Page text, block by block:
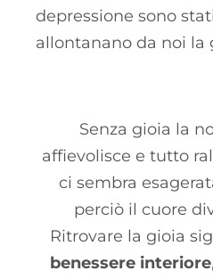
depressione sono
allontanano da noi la
Senza gioia la
affievolisce e tutto
ci sembra
perciò il cuore
Ritrovare la gioia
benessere interiore